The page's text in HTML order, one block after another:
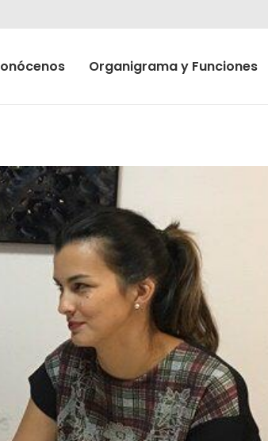
Organigrama y Funciones